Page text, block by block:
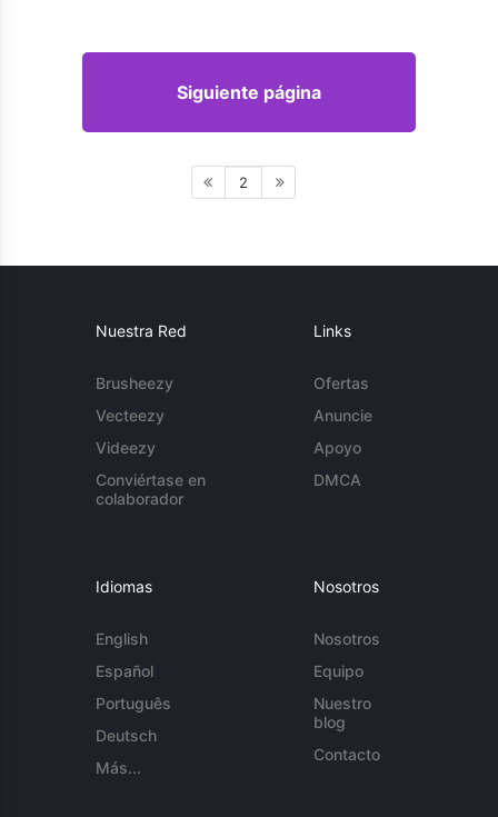
Siguiente página
2
Nuestra Red
Brusheezy
Vecteezy
Videezy
Conviértase en
colaborador
Links
Ofertas
Anuncie
Apoyo
DMCA
Idiomas
English
Español
Português
Deutsch
Más...
Nosotros
Nosotros
Equipo
Nuestro
blog
Contacto